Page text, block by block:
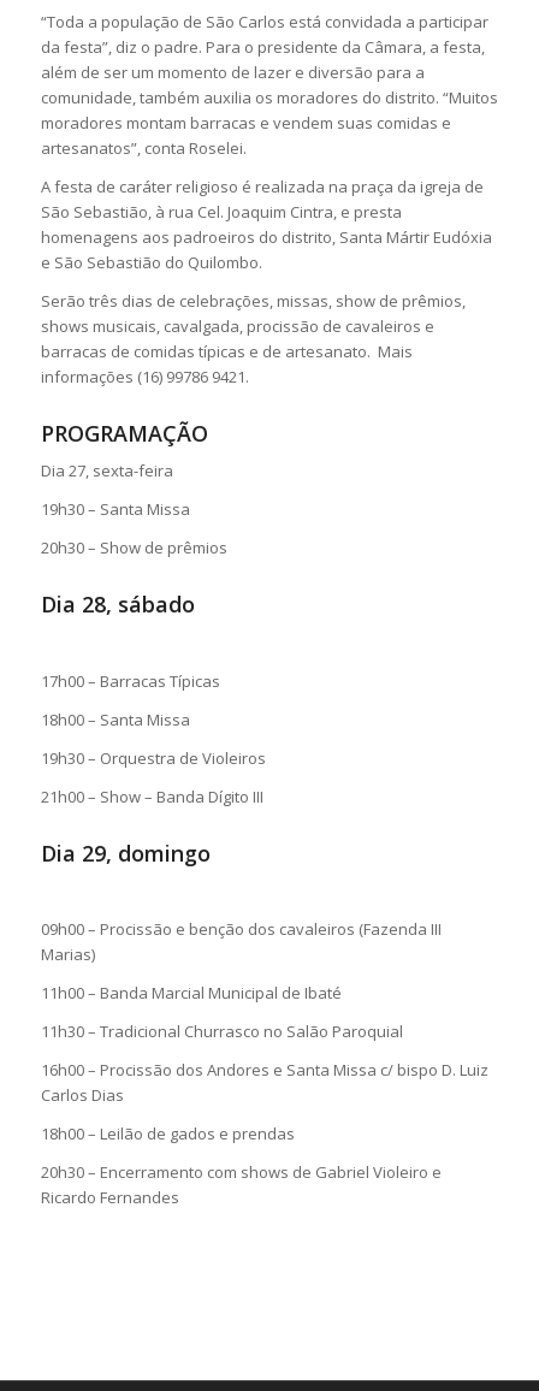
“Toda a população de São Carlos está convidada a participar
da festa”, diz o padre. Para o presidente da Câmara, a festa,
além de ser um momento de lazer e diversão para a
comunidade, também auxilia os moradores do distrito. “Muitos
moradores montam barracas e vendem suas comidas e
artesanatos”, conta Roselei.
A festa de caráter religioso é realizada na praça da igreja de
São Sebastião, à rua Cel. Joaquim Cintra, e presta
homenagens aos padroeiros do distrito, Santa Mártir Eudóxia
e São Sebastião do Quilombo.
Serão três dias de celebrações, missas, show de prêmios,
shows musicais, cavalgada, procissão de cavaleiros e
barracas de comidas típicas e de artesanato. Mais
informações (16) 99786 9421.
PROGRAMAÇÃO
Dia 27, sexta-feira
19h30 – Santa Missa
20h30 – Show de prêmios
Dia 28, sábado
17h00 – Barracas Típicas
18h00 – Santa Missa
19h30 – Orquestra de Violeiros
21h00 – Show – Banda Dígito III
Dia 29, domingo
09h00 – Procissão e benção dos cavaleiros (Fazenda III
Marias)
11h00 – Banda Marcial Municipal de Ibaté
11h30 – Tradicional Churrasco no Salão Paroquial
16h00 – Procissão dos Andores e Santa Missa c/ bispo D. Luiz
Carlos Dias
18h00 – Leilão de gados e prendas
20h30 – Encerramento com shows de Gabriel Violeiro e
Ricardo Fernandes